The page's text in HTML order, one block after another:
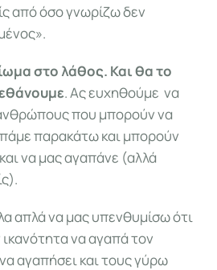
από όσο γνωρίζω δεν
στο λάθος. Και θα το
. Ας ευχηθούμε να
που μπορούν να
παρακάτω και μπορούν
να μας αγαπάνε (αλλά
απλά να μας υπενθυμίσω ότι
να αγαπά τον
αγαπήσει και τους γύρω